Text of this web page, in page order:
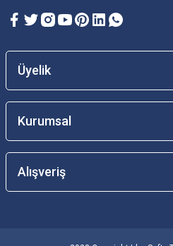
Üyelik
Kurumsal
Alışveriş